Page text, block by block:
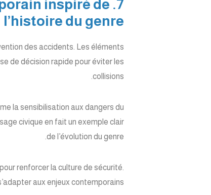
inspiré de
l’histoire du genre
des accidents. Les éléments
de décision rapide pour éviter les
collisions.
la sensibilisation aux dangers du
civique en fait un exemple clair
de l’évolution du genre.
renforcer la culture de sécurité.
aux enjeux contemporains.